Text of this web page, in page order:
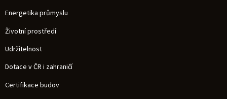
Energetika průmyslu
Životní prostředí
Udržitelnost
Dotace v ČR i zahraničí
Certifikace budov